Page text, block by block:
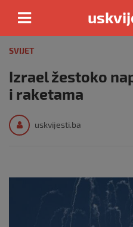
content
SVIJET
Izrael žestoko
i raketama
uskvijesti.ba